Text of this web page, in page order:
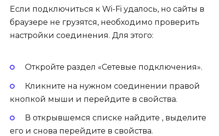
Если подключиться к Wi-Fi удалось, но сайты в
браузере не грузятся, необходимо проверить
настройки соединения. Для этого:
Откройте раздел «Сетевые подключения».
Кликните на нужном соединении правой
кнопкой мыши и перейдите в свойства.
В открывшемся списке найдите , выделите
его и снова перейдите в свойства.